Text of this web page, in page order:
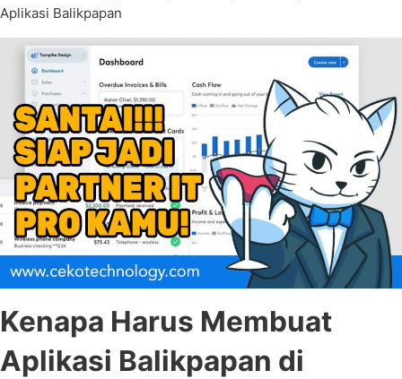
Aplikasi Balikpapan
Kenapa Harus Membuat
Aplikasi Balikpapan di